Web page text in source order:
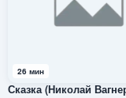
26 мин
Сказка (Николай